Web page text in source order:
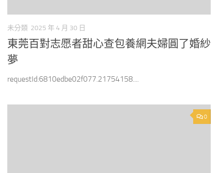
未分類 2025 年 4 月 30 日
東莞百對志愿者甜心查包養網夫婦圓了婚紗
夢
requestId:6810edbe02f077.21754158....
0